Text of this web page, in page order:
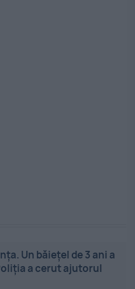
Un băiețel de 3 ani a
a cerut ajutorul